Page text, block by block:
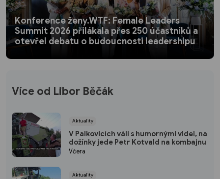
Konference ženy.WTF: Female Leaders
Summit 2026 přilákala přes 250 účastníků a
otevřel debatu o budoucnosti leadershipu
Více od Libor Běčák
Aktuality
V Palkovicích válí s humornými videi, na
dožínky jede Petr Kotvald na kombajnu
Včera
Aktuality